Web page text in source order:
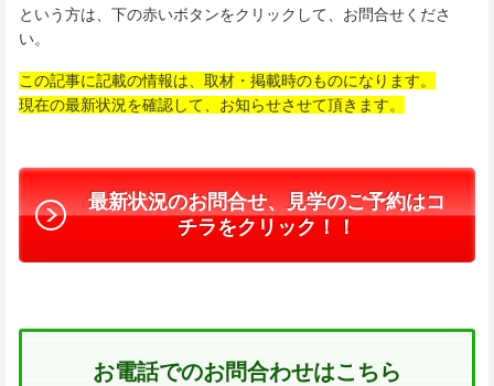
という方は、下の赤いボタンをクリックして、お問合せくださ
い。
この記事に記載の情報は、取材・掲載時のものになります。
現在の最新状況を確認して、お知らせさせて頂きます。
最新状況のお問合せ、見学のご予約はコ
チラをクリック！！
お電話でのお問合わせはこちら